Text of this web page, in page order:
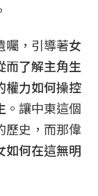
囑，引導著女
而了解主角生
權力如何操控
。讓中東這個
歷史，而那偉
如何在這無明